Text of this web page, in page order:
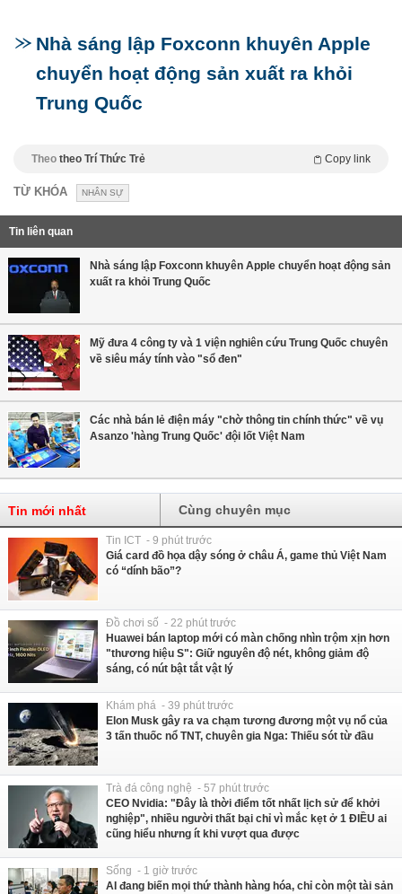
Nhà sáng lập Foxconn khuyên Apple
chuyển hoạt động sản xuất ra khỏi
Trung Quốc
Theo theo Trí Thức Trẻ Copy link
TỪ KHÓA NHÂN SỰ
Tin liên quan
Nhà sáng lập Foxconn khuyên Apple chuyển hoạt động sản
xuất ra khỏi Trung Quốc
Mỹ đưa 4 công ty và 1 viện nghiên cứu Trung Quốc chuyên
về siêu máy tính vào "sổ đen"
Các nhà bán lẻ điện máy "chờ thông tin chính thức" về vụ
Asanzo 'hàng Trung Quốc' đội lốt Việt Nam
Tin mới nhất Cùng chuyên mục
Tin ICT - 9 phút trước
Giá card đồ họa dậy sóng ở châu Á, game thủ Việt Nam
có “dính bão”?
Đồ chơi số - 22 phút trước
Huawei bán laptop mới có màn chống nhìn trộm xịn hơn
"thương hiệu S": Giữ nguyên độ nét, không giảm độ
sáng, có nút bật tắt vật lý
Khám phá - 39 phút trước
Elon Musk gây ra va chạm tương đương một vụ nổ của
3 tấn thuốc nổ TNT, chuyên gia Nga: Thiếu sót từ đầu
Trà đá công nghệ - 57 phút trước
CEO Nvidia: "Đây là thời điểm tốt nhất lịch sử để khởi
nghiệp", nhiều người thất bại chỉ vì mắc kẹt ở 1 ĐIỀU ai
cũng hiểu nhưng ít khi vượt qua được
Sống - 1 giờ trước
AI đang biến mọi thứ thành hàng hóa, chỉ còn một tài sản